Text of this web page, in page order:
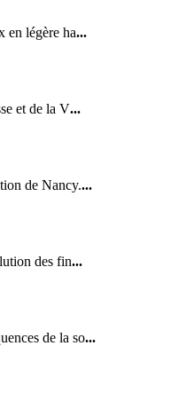
en légère ha...
et de la V...
de Nancy....
des fin...
de la so...